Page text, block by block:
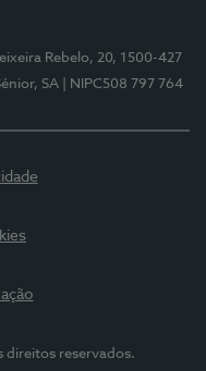
Rebelo, 20, 1500-427
SA | NIPC508 797 764
direitos reservados.